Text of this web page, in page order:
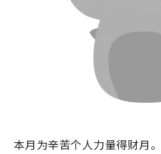
本月为辛苦个人力量得财月